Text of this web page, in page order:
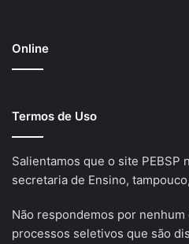
Online
Termos de Uso
Salientamos que o site PEBSP
secretaria de Ensino,
Não respondemos por
processos seletivos que são